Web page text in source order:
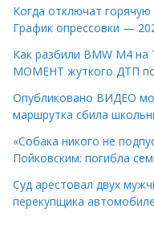
Когда отключат
График опрессовки —
Как разбили BMW M4
МОМЕНТ жуткого ДТП
Опубликовано ВИДЕО
маршрутка сбила
«Собака никого не
Пойковским: погибла
Суд арестовал двух
перекупщика